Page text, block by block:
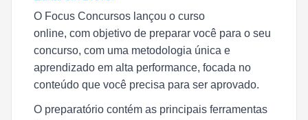
O Focus Concursos lançou o curso
online, com objetivo de preparar você para o seu
concurso, com uma metodologia única e
aprendizado em alta performance, focada no
conteúdo que você precisa para ser aprovado.
O preparatório contém as principais ferramentas